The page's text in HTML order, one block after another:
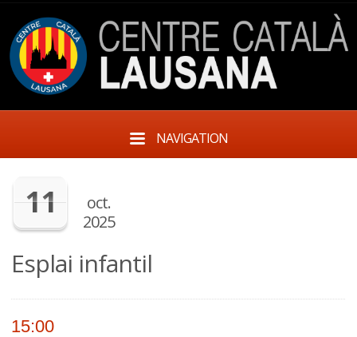
NAVIGATION
11
oct.
2025
Esplai infantil
15:00